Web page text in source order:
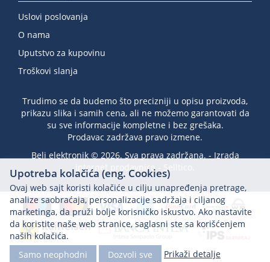
Uslovi poslovanja
O nama
Uputstvo za kupovinu
Troškovi slanja
Trudimo se da budemo što precizniji u opisu proizvoda,
prikazu slika i samih cena, ali ne možemo garantovati da
su sve informacije kompletne i bez grešaka.
Prodavac zadržava pravo izmene.
Beli elektronik © 2026. Sva prava zadržana. - Izrada
internet prodavnice
Selltico.
Upotreba kolačića (eng. Cookies)
Ovaj web sajt koristi kolačiće u cilju unapređenja pretrage,
analize saobraćaja, personalizacije sadržaja i ciljanog
marketinga, da pruži bolje korisničko iskustvo. Ako nastavite
da koristite naše web stranice, saglasni ste sa korišćenjem
naših kolačića.
Samo neophodni
Dozvoli sve Prikaži detalje